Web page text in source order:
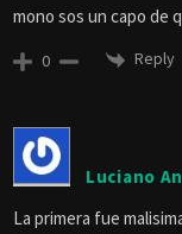
mono sos un capo de
0 Reply
Luciano
La primera fue